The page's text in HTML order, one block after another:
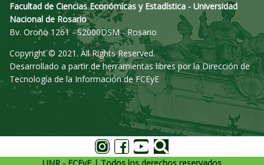
Facultad de Ciencias Económicas y Estadística - Universidad
Nacional de Rosario
Bv. Oroño 1261 - S2000DSM - Rosario
Copyright © 2021. All Rights Reserved.
Desarrollado a partir de herramientas libres por la Dirección de
Tecnología de la Información de FCEyE